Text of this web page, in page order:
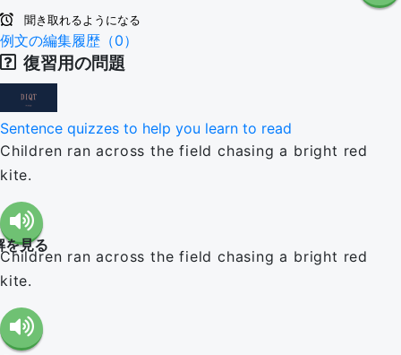
聞き取れるようになる
例文の編集履歴（0）
復習用の問題
Sentence quizzes to help you learn to read
Children ran across the field chasing a bright red
kite.
を見る
Children ran across the field chasing a bright red
kite.